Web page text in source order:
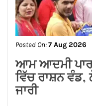
Posted On:7 Aug 2026
ਆਮ ਆਦਮੀ
ਵਿੱਚ ਰਾਸ਼ਨ ਵੰਡ,
ਜਾਰੀ